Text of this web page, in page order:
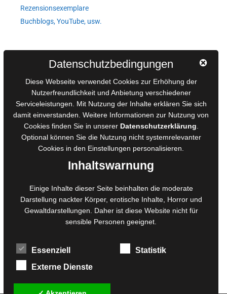
Rezensionsexemplare
Buchblogs, YouTube, usw.
AGB für Medienprojekte
Online-Artikel
Manuskripte einreichen
Ausschreibungen
Belegexemplare
Eigenbedarfsexemplare
Foto- und Bildbearbeitung
Fotorestauration
Creative Artwork
MPS Fotografie
WordPress Support
Datenschutzbedingungen
Diese Webseite verwendet Cookies zur Erhöhung der
Nutzerfreundlichkeit und Anbietung verschiedener
Serviceleistungen. Mit Nutzung der Inhalte erklären Sie sich
damit einverstanden. Weitere Informationen zur Nutzung von
Cookies finden Sie in unserer Datenschutzerklärung
Optional können Sie die Nutzung nicht systemrelevanter
Cookies in den Einstellungen personalisieren.
Inhaltswarnung
Einige Inhalte dieser Seite beinhalten die moderate
Darstellung nackter Körper, erotische Inhalte, Horror und
Gewaltdarstellungen. Daher ist diese Website nicht für
sensible Personen geeignet.
Essenziell
Statistik
Externe Dienste